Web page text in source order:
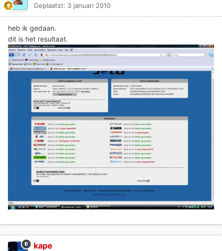
Geplaatst: 3 januari 2010
heb ik gedaan.
dit is het resultaat.
kape